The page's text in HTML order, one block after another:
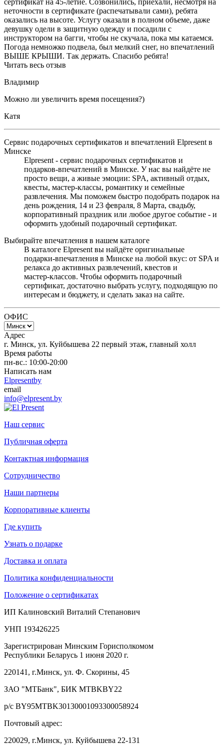
сертификат на 45-летие. Созвонились, приехали, несмотря на
неточности в сертификате (распечатывали сами), ребята
оказались на высоте. Услугу оказали в полном объеме, даже
девушку одели в защитную одежду и посадили с
инструктором на багги, чтобы не скучала, пока мы катаемся.
Погода немножко подвела, был мелкий снег, но впечатлений
ВЫШЕ КРЫШИ. Так держать. Спасибо ребята!
Читать весь отзыв
Владимир
Можно ли увеличить время посещения?)
Катя
Сервис подарочных сертификатов и впечатлений Elpresent в
Минске
Elpresent - сервис подарочных сертификатов и
подарков‑впечатлений в Минске. У нас вы найдёте не
просто вещи, а живые эмоции: SPA, активный отдых,
квесты, мастер‑классы, романтику и семейные
развлечения. Мы поможем быстро подобрать подарок на
день рождения, 14 и 23 февраля, 8 Марта, свадьбу,
корпоративный праздник или любое другое событие - и
оформить удобный подарочный сертификат.
Выбирайте впечатления в нашем каталоге
В каталоге Elpresent вы найдёте оригинальные
подарки‑впечатления в Минске на любой вкус: от SPA и
релакса до активных развлечений, квестов и
мастер‑классов. Чтобы оформить подарочный
сертификат, достаточно выбрать услугу, подходящую по
интересам и бюджету, и сделать заказ на сайте.
ОФИС
Адрес
г. Минск, ул. Куйбышева 22 первый этаж, главный холл
Время работы
пн-вс.: 10:00-20:00
Написать нам
Elpresentby
email
info@elpresent.by
Наш сервис
Публичная оферта
Контактная информация
Сотрудничество
Наши партнеры
Корпоративные клиенты
Где купить
Узнать о подарке
Доставка и оплата
Политика конфиденциальности
Положение о сертификатах
ИП Калиновский Виталий Степанович
УНП 193426225
Зарегистрирован Минским Горисполкомом
Республики Беларусь 1 июня 2020 г.
220141, г.Минск, ул. Ф. Скорины, 45
ЗАО "МТБанк", БИК MTBKBY22
р/с BY95MTBK30130001093300058924
Почтовый адрес:
220029, г.Минск, ул. Куйбышева 22-131